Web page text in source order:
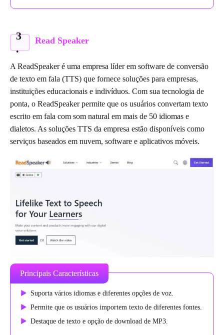
3
.
Read Speaker
A ReadSpeaker é uma empresa líder em software de conversão
de texto em fala (TTS) que fornece soluções para empresas,
instituições educacionais e indivíduos. Com sua tecnologia de
ponta, o ReadSpeaker permite que os usuários convertam texto
escrito em fala com som natural em mais de 50 idiomas e
dialetos. As soluções TTS da empresa estão disponíveis como
serviços baseados em nuvem, software e aplicativos móveis.
Principais Características
Suporta vários idiomas e diferentes opções de voz.
Permite que os usuários importem texto de diferentes fontes.
Destaque de texto e opção de download de MP3.